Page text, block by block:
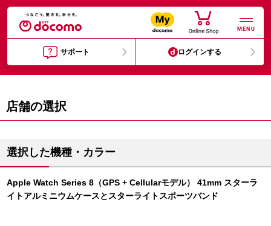
MENU
サポート ログインする
店舗の選択
選択した機種・カラー
Apple Watch Series 8（GPS + Cellularモデル） 41mm スターラ
イトアルミニウムケースとスターライトスポーツバンド